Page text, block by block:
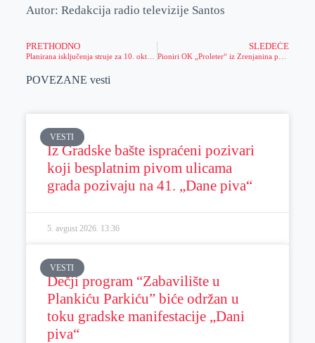
Autor: Redakcija radio televizije Santos
PRETHODNO
Planirana isključenja struje za 10. oktobar
SLEDEĆE
POVEZANE vesti
VESTI
Iz Gradske bašte ispraćeni pozivari
koji besplatnim pivom ulicama
grada pozivaju na 41. „Dane piva“
5. avgust 2026. 13:36
VESTI
Dečji program “Zabavilište u
Plankiću Parkiću” biće održan u
toku gradske manifestacije „Dani
piva“